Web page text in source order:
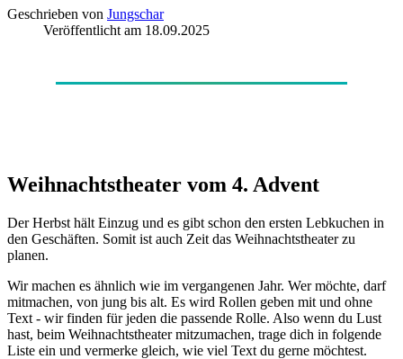
Geschrieben von Jungschar
Veröffentlicht am 18.09.2025
Weihnachtstheater vom 4. Advent
Der Herbst hält Einzug und es gibt schon den ersten Lebkuchen in
den Geschäften. Somit ist auch Zeit das Weihnachtstheater zu
planen.
Wir machen es ähnlich wie im vergangenen Jahr. Wer möchte, darf
mitmachen, von jung bis alt. Es wird Rollen geben mit und ohne
Text - wir finden für jeden die passende Rolle. Also wenn du Lust
hast, beim Weihnachtstheater mitzumachen, trage dich in folgende
Liste ein und vermerke gleich, wie viel Text du gerne möchtest.